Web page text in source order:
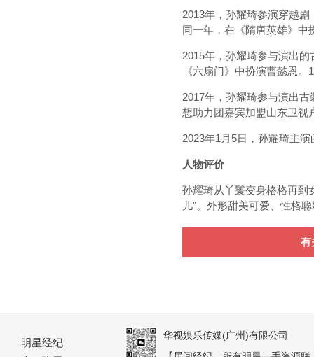
2013年，孙耀琦参演穿越
同一年，在《隋唐英雄》中
2015年，孙耀琦参与演出
《六扇门》中扮演曹懿恩
2017年，孙耀琦参与演出
想助力团嘉宾加盟山东卫视
2023年1月5日，孙耀琦主
人物评价
孙耀琦从丫鬟变身格格再到
儿”。外形甜美可爱、性格
有
明星经纪
华视娱乐传媒(广州)有限公司